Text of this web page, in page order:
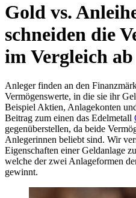
Gold vs.
schneiden die
im Vergleich ab
Anleger finden an den
Vermögenswerte, in die sie ihr
Beispiel Aktien, Anlagekonten
Beitrag zum einen das Edelmetall
gegenüberstellen, da beide
Anlegerinnen beliebt sind. Wir
Eigenschaften einer Geldanlage
welche der zwei Anlageformen
gewinnt.